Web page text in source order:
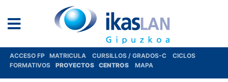
ACCESO FP MATRICULA CURSILLOS / GRADOS-C
CICLOS
FORMATIVOS
PROYECTOS CENTROS MAPA